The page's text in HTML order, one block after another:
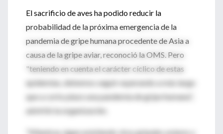
El sacrificio de aves ha podido reducir la
probabilidad de la próxima emergencia de la
pandemia de gripe humana procedente de Asia a
causa de la gripe aviar, reconoció la OMS. Pero
"teniendo en cuenta el carácter cíclico de estas
epidemias, debemos seguir esperando a más largo
que a corto plazo una pandemia de gripe humana",
advirtió la organización.